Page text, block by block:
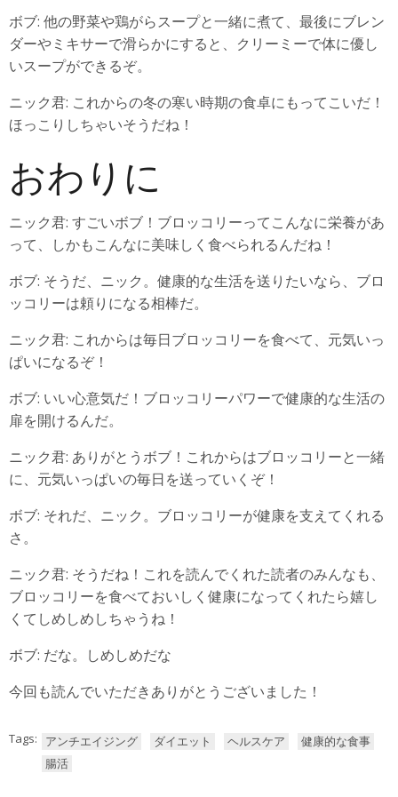
ボブ: 他の野菜や鶏がらスープと一緒に煮て、最後にブレン
ダーやミキサーで滑らかにすると、クリーミーで体に優し
いスープができるぞ。
ニック君: これからの冬の寒い時期の食卓にもってこいだ！
ほっこりしちゃいそうだね！
おわりに
ニック君: すごいボブ！ブロッコリーってこんなに栄養があ
って、しかもこんなに美味しく食べられるんだね！
ボブ: そうだ、ニック。健康的な生活を送りたいなら、ブロ
ッコリーは頼りになる相棒だ。
ニック君: これからは毎日ブロッコリーを食べて、元気いっ
ぱいになるぞ！
ボブ: いい心意気だ！ブロッコリーパワーで健康的な生活の
扉を開けるんだ。
ニック君: ありがとうボブ！これからはブロッコリーと一緒
に、元気いっぱいの毎日を送っていくぞ！
ボブ: それだ、ニック。ブロッコリーが健康を支えてくれる
さ。
ニック君: そうだね！これを読んでくれた読者のみんなも、
ブロッコリーを食べておいしく健康になってくれたら嬉し
くてしめしめしちゃうね！
ボブ: だな。しめしめだな
今回も読んでいただきありがとうございました！
Tags: アンチエイジング ダイエット ヘルスケア
健康的な食事
腸活